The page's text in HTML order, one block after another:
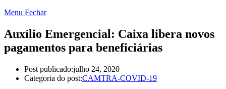
Menu Fechar
Auxílio Emergencial: Caixa libera novos
pagamentos para beneficiárias
Post publicado:julho 24, 2020
Categoria do post:CAMTRA-COVID-19